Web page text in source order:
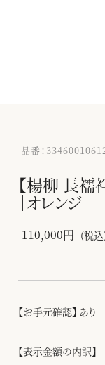
品番：
【楊柳 長襦
｜オレンジ
110,000円 (税
【お手元確認】 あり
【表示金額の内訳】